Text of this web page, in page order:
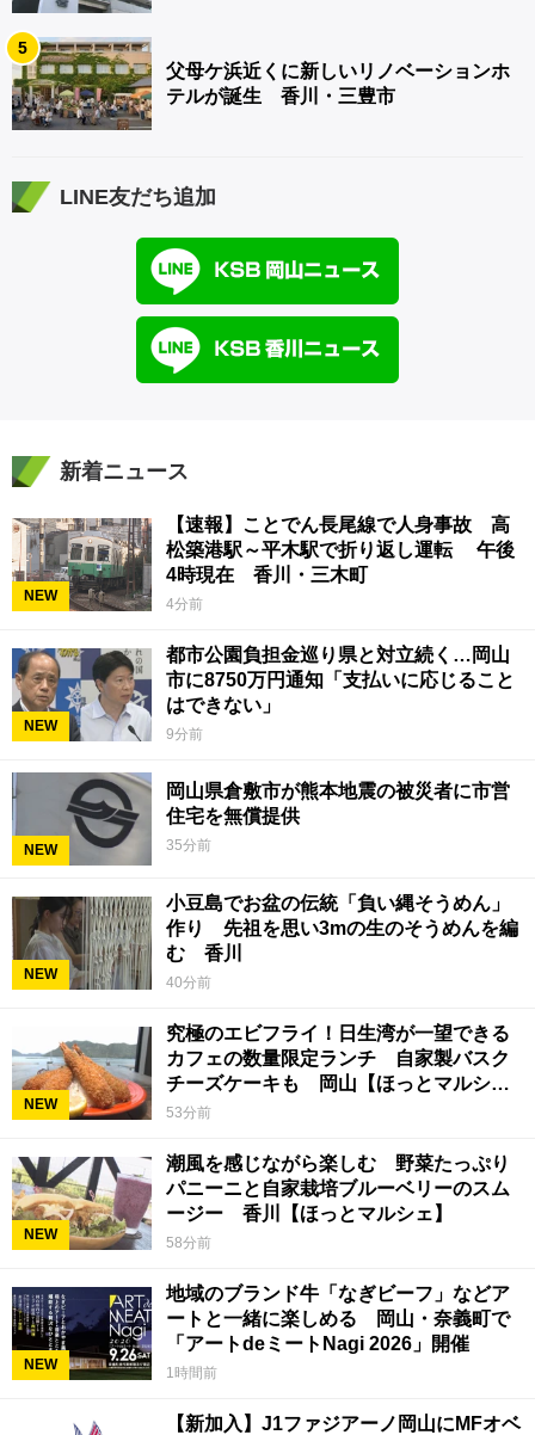
5
父母ケ浜近くに新しいリノベーションホ
テルが誕生 香川・三豊市
LINE友だち追加
新着ニュース
NEW
【速報】ことでん長尾線で人身事故 高
松築港駅～平木駅で折り返し運転 午後
4時現在 香川・三木町
4分前
NEW
都市公園負担金巡り県と対立続く…岡山
市に8750万円通知「支払いに応じること
はできない」
9分前
NEW
岡山県倉敷市が熊本地震の被災者に市営
住宅を無償提供
35分前
NEW
小豆島でお盆の伝統「負い縄そうめん」
作り 先祖を思い3mの生のそうめんを編
む 香川
40分前
NEW
究極のエビフライ！日生湾が一望できる
カフェの数量限定ランチ 自家製バスク
チーズケーキも 岡山【ほっとマルシ
ェ】
53分前
NEW
潮風を感じながら楽しむ 野菜たっぷり
パニーニと自家栽培ブルーベリーのスム
ージー 香川【ほっとマルシェ】
58分前
NEW
地域のブランド牛「なぎビーフ」などア
ートと一緒に楽しめる 岡山・奈義町で
「アートdeミートNagi 2026」開催
1時間前
【新加入】J1ファジアーノ岡山にMFオベ